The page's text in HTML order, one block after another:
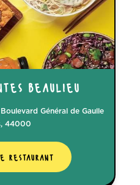
beaulieu
Général de Gaulle
44000
restaurant